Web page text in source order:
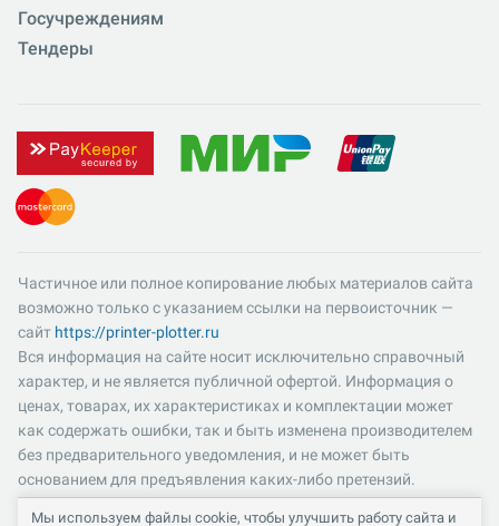
Госучреждениям
Тендеры
Частичное или полное копирование любых материалов сайта
возможно только с указанием ссылки на первоисточник —
сайт https://printer-plotter.ru
Вся информация на сайте носит исключительно справочный
характер, и не является публичной офертой. Информация о
ценах, товарах, их характеристиках и комплектации может
как содержать ошибки, так и быть изменена производителем
без предварительного уведомления, и не может быть
основанием для предъявления каких-либо претензий.
Пожалуйста, уточняйте существенные для вас характеристики
Мы используем файлы cookie, чтобы улучшить работу сайта и